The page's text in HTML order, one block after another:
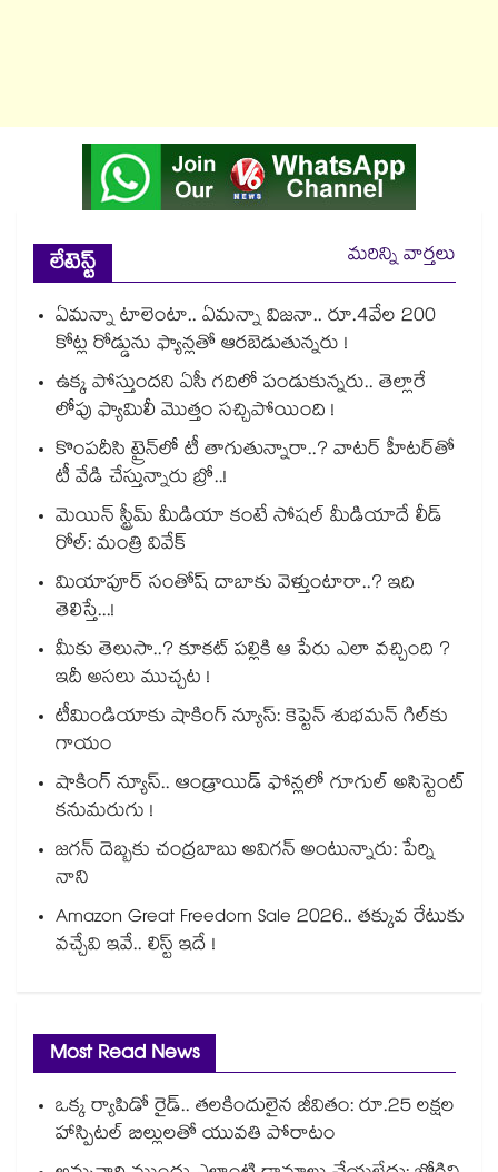
లేటెస్ట్
మరిన్ని వార్తలు
ఏమన్నా టాలెంటా.. ఏమన్నా విజనా.. రూ.4వేల 200
కోట్ల రోడ్డును ఫ్యాన్లతో ఆరబెడుతున్నరు !
ఉక్క పోస్తుందని ఏసీ గదిలో పండుకున్నరు.. తెల్లారే
లోపు ఫ్యామిలీ మొత్తం సచ్చిపోయింది !
కొంపదీసి ట్రైన్⁬లో టీ తాగుతున్నారా..? వాటర్ హీటర్⁭⁭తో
టీ వేడి చేస్తున్నారు బ్రో..!
మెయిన్ స్ట్రీమ్ మీడియా కంటే సోషల్ మీడియాదే లీడ్
రోల్: మంత్రి వివేక్
మియాపూర్ సంతోష్ దాబాకు వెళ్తుంటారా..? ఇది
తెలిస్తే...!
మీకు తెలుసా..? కూకట్ పల్లికి ఆ పేరు ఎలా వచ్చింది ?
ఇదీ అసలు ముచ్చట !
టీమిండియాకు షాకింగ్ న్యూస్: కెప్టెన్ శుభమన్ గిల్‎కు
గాయం
షాకింగ్ న్యూస్.. ఆండ్రాయిడ్ ఫోన్లలో గూగుల్ అసిస్టెంట్
కనుమరుగు !
జగన్ దెబ్బకు చంద్రబాబు అవిగన్ అంటున్నారు: పేర్ని
నాని
Amazon Great Freedom Sale 2026.. తక్కువ రేటుకు
వచ్చేవి ఇవే.. లిస్ట్ ఇదే !
Most Read News
ఒక్క ర్యాపిడో రైడ్.. తలకిందులైన జీవితం: రూ.25 లక్షల
హాస్పిటల్ బిల్లులతో యువతి పోరాటం